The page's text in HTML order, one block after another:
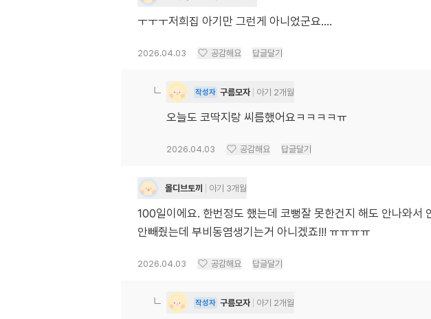
ㅜㅜㅜ저희집 아기만 그런게 아니었군요....
2026.04.03 공감해요 답글달기
작성자 구름모자 아기 2개월
오늘도 코딱지랑 씨름했어요ㅋㅋㅋㅋㅠ
2026.04.03 공감해요 답글달기
몰디브토끼 아기 3개월
100일이에요. 한번정도 했는데 코뻥잘 못한건지 해도 안나와
안빼줬는데 부비동염생기는거 아니겠죠!!! ㅠㅠㅠㅠ
2026.04.03 공감해요 답글달기
작성자 구름모자 아기 2개월